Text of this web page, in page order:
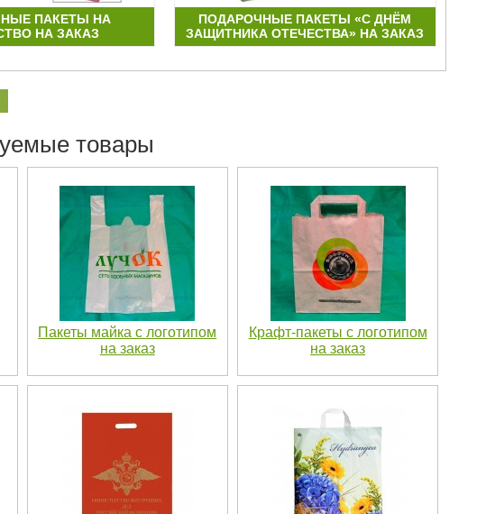
ПАКЕТЫ НА
НА ЗАКАЗ
ПОДАРОЧНЫЕ ПАКЕТЫ «С ДНЁМ
ЗАЩИТНИКА ОТЕЧЕСТВА» НА ЗАКАЗ
товары
Пакеты майка с логотипом
на заказ
Крафт-пакеты с логотипом
на заказ